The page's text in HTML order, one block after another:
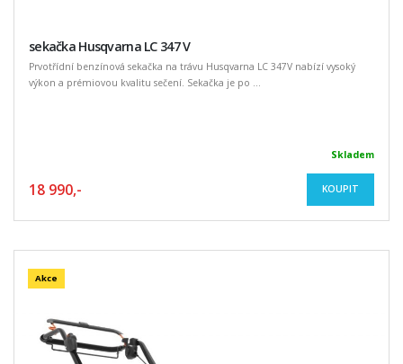
sekačka Husqvarna LC 347 V
Prvotřídní benzínová sekačka na trávu Husqvarna LC 347V nabízí vysoký
výkon a prémiovou kvalitu sečení. Sekačka je po ...
Skladem
18 990,- KOUPIT
Akce